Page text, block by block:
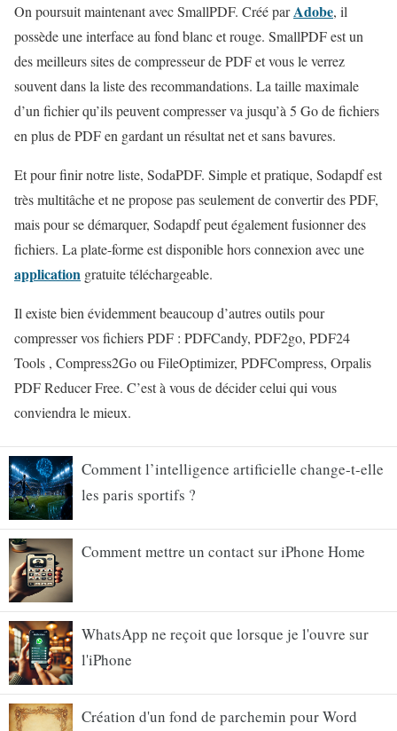
On poursuit maintenant avec SmallPDF. Créé parAdobe, il
possède une interface au fond blanc et rouge. SmallPDF est un
des meilleurs sites de compresseur de PDF et vous le verrez
souvent dans la liste des recommandations. La taille maximale
d’un fichier qu’ils peuvent compresser va jusqu’à 5 Go de fichiers
en plus de PDF en gardant un résultat net et sans bavures.
Et pour finir notre liste, SodaPDF. Simple et pratique, Sodapdf est
très multitâche et ne propose pas seulement de convertir des PDF,
mais pour se démarquer, Sodapdf peut également fusionner des
fichiers. La plate-forme est disponible hors connexion avec une
application gratuite téléchargeable.
Il existe bien évidemment beaucoup d’autres outils pour
compresser vos fichiers PDF : PDFCandy, PDF2go, PDF24
Tools , Compress2Go ou FileOptimizer, PDFCompress, Orpalis
PDF Reducer Free. C’est à vous de décider celui qui vous
conviendra le mieux.
Comment l’intelligence artificielle change-t-elle
les paris sportifs ?
Comment mettre un contact sur iPhone Home
WhatsApp ne reçoit que lorsque je l'ouvre sur
l'iPhone
Création d'un fond de parchemin pour Word